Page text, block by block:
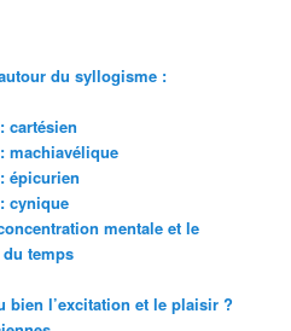
du syllogisme :
cartésien
machiavélique
épicurien
cynique
mentale et le
temps
bien l’excitation et le plaisir ?